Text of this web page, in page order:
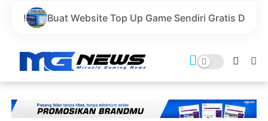
Top Up Game Sendiri Gratis Domain dan Harga